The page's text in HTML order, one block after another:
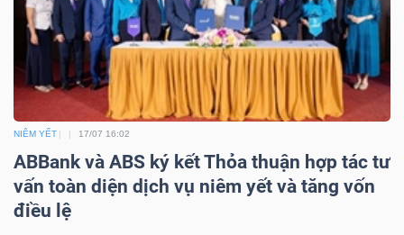
NIÊM YẾT 17/07 16:02
ABBank và ABS ký kết Thỏa thuận hợp tác tư
vấn toàn diện dịch vụ niêm yết và tăng vốn
điều lệ
Bài
của
giả
(-)
Báo